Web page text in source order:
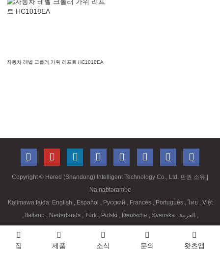
자동차 레벨 크롤러 가위 리프트 HC1018EA
Copyright © Hered (Shandong) Intelligent Technology Co., Ltd. 판권 소유 |
Na nabtərambe
Kalimawa faida: English Español Русский Francés Português ,ไทย
Việt
Italiano Nederlands Türk Polski Deutsche Svenska
집 제품 소식 문의 왓츠앱